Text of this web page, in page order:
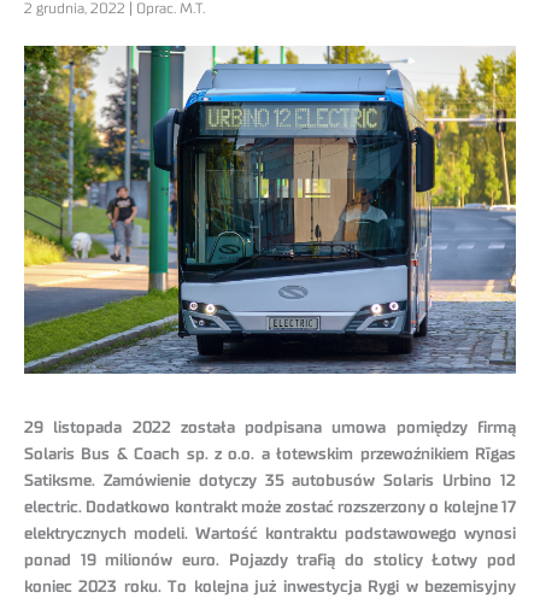
2 grudnia, 2022 | Oprac. M.T.
29 listopada 2022 została podpisana umowa pomiędzy firmą
Solaris Bus & Coach sp. z o.o. a łotewskim przewoźnikiem Rīgas
Satiksme. Zamówienie dotyczy 35 autobusów Solaris Urbino 12
electric. Dodatkowo kontrakt może zostać rozszerzony o kolejne 17
elektrycznych modeli. Wartość kontraktu podstawowego wynosi
ponad 19 milionów euro. Pojazdy trafią do stolicy Łotwy pod
koniec 2023 roku. To kolejna już inwestycja Rygi w bezemisyjny